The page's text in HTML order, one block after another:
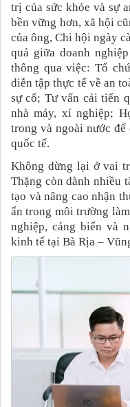
trị của sức khỏe và sự
bền vững hơn, xã hội
của ông, Chi hội ngày
quả giữa doanh
thông qua việc: Tổ
diễn tập thực tế về an
sự cố; Tư vấn cải tiến
nhà máy, xí nghiệp;
trong và ngoài nước để
quốc tế.
Không dừng lại ở vai
Thặng còn dành nhiều
tạo và nâng cao nhận
ẩn trong môi trường
nghiệp, cảng biển và
kinh tế tại Bà Rịa –